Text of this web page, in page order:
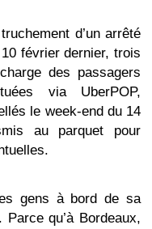
d’un arrêté
février dernier, trois
des passagers
via UberPOP,
le week-end du 14
au parquet pour
gens à bord de sa
qu’à Bordeaux,